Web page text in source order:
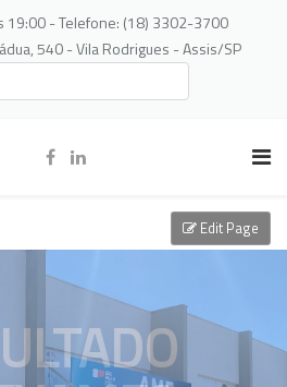
19:00 - Telefone: (18) 3302-3700
540 - Vila Rodrigues - Assis/SP
Edit Page